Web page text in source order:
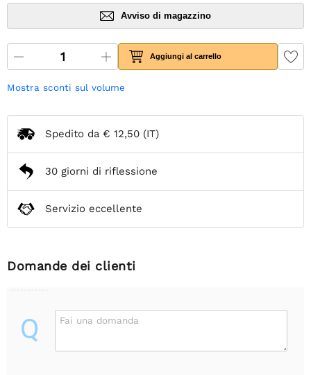
Avviso di magazzino
Aggiungi al carrello
Mostra sconti sul volume
Spedito da € 12,50 (IT)
30 giorni di riflessione
Servizio eccellente
Domande dei clienti
Q Fai una domanda